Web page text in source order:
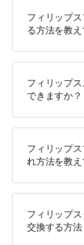
フィリップ
る方法を教え
フィリップ
できますか？
フィリップ
れ方法を教え
フィリップ
交換する方法